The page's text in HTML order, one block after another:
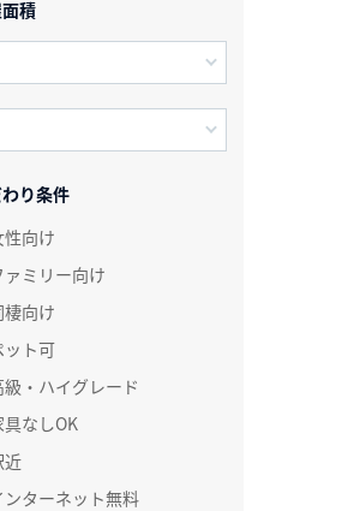
積
り条件
性向け
ァミリー向け
棲向け
ット可
級・ハイグレード
具なしOK
近
ンターネット無料